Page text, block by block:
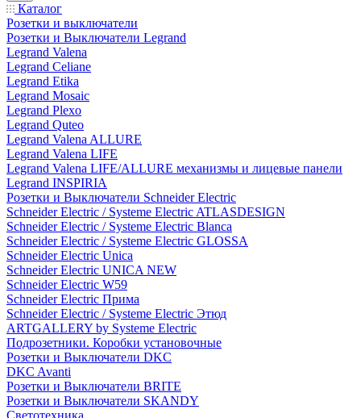
Каталог
Розетки и выключатели
Розетки и Выключатели Legrand
Legrand Valena
Legrand Celiane
Legrand Etika
Legrand Mosaic
Legrand Plexo
Legrand Quteo
Legrand Valena ALLURE
Legrand Valena LIFE
Legrand Valena LIFE/ALLURE механизмы и лицевые панели
Legrand INSPIRIA
Розетки и Выключатели Schneider Electric
Schneider Electric / Systeme Electric ATLASDESIGN
Schneider Electric / Systeme Electric Blanca
Schneider Electric / Systeme Electric GLOSSA
Schneider Electric Unica
Schneider Electric UNICA NEW
Schneider Electric W59
Schneider Electric Прима
Schneider Electric / Systeme Electric Этюд
ARTGALLERY by Systeme Electric
Подрозетники. Коробки установочные
Розетки и Выключатели DKC
DKC Avanti
Розетки и Выключатели BRITE
Розетки и Выключатели SKANDY
Светотехника